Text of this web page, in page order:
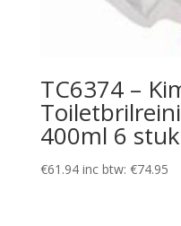
TC6374 –
400ml 6
€61.94 inc btw: €74.95